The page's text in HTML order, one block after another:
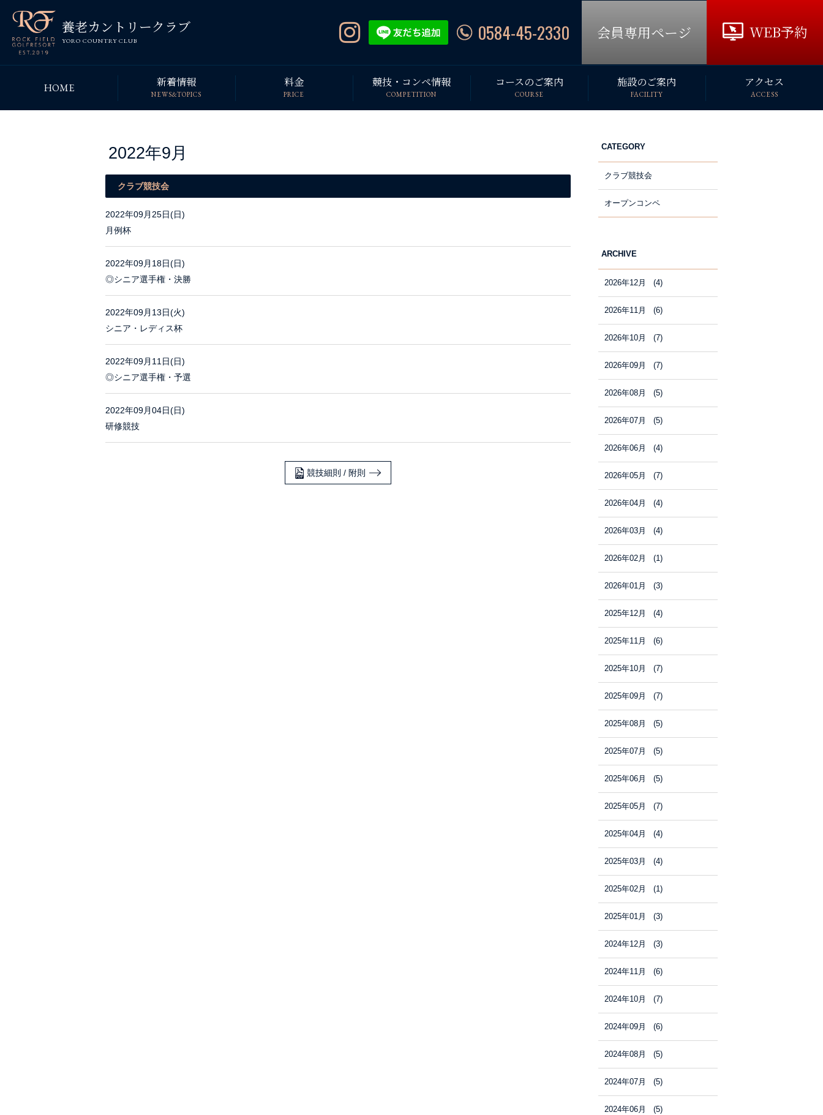
養老カントリークラブ
YORO COUNTRY CLUB 0584-45-2330 会員専用ページ WEB予約
HOME 新着情報
NEWS&TOPICS
料金
PRICE
競技・コンペ情報
COMPETITION
コースのご案内
COURSE
施設のご案内
FACILITY
アクセス
ACCESS
2022年9月
クラブ競技会
2022年09月25日(日)
月例杯
2022年09月18日(日)
◎シニア選手権・決勝
2022年09月13日(火)
シニア・レディス杯
2022年09月11日(日)
◎シニア選手権・予選
2022年09月04日(日)
研修競技
競技細則 / 附則
CATEGORY
クラブ競技会
オープンコンペ
ARCHIVE
2026年12月 (4)
2026年11月 (6)
2026年10月 (7)
2026年09月 (7)
2026年08月 (5)
2026年07月 (5)
2026年06月 (4)
2026年05月 (7)
2026年04月 (4)
2026年03月 (4)
2026年02月 (1)
2026年01月 (3)
2025年12月 (4)
2025年11月 (6)
2025年10月 (7)
2025年09月 (7)
2025年08月 (5)
2025年07月 (5)
2025年06月 (5)
2025年05月 (7)
2025年04月 (4)
2025年03月 (4)
2025年02月 (1)
2025年01月 (3)
2024年12月 (3)
2024年11月 (6)
2024年10月 (7)
2024年09月 (6)
2024年08月 (5)
2024年07月 (5)
2024年06月 (5)